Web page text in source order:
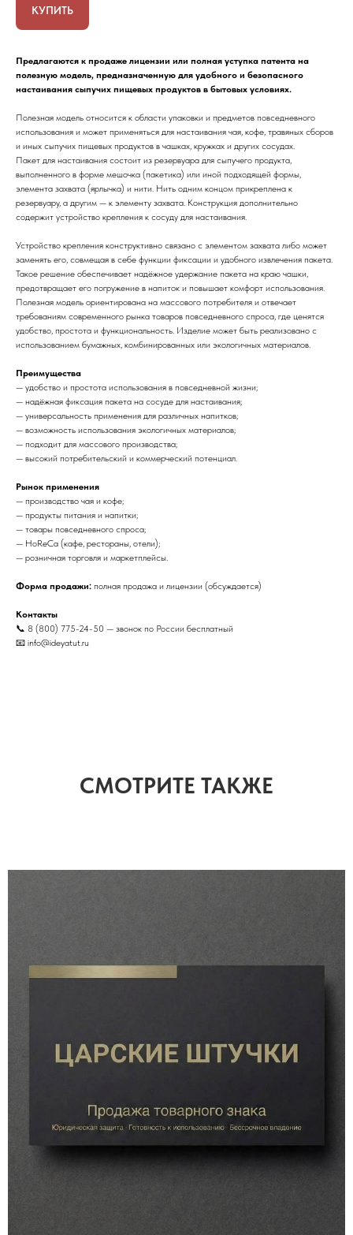
КУПИТЬ
Предлагаются к продаже лицензии или полная уступка патента на
полезную модель, предназначенную для удобного и безопасного
настаивания сыпучих пищевых продуктов в бытовых условиях.
Полезная модель относится к области упаковки и предметов повседневного
использования и может применяться для настаивания чая, кофе, травяных сборов
и иных сыпучих пищевых продуктов в чашках, кружках и других сосудах.
Пакет для настаивания состоит из резервуара для сыпучего продукта,
выполненного в форме мешочка (пакетика) или иной подходящей формы,
элемента захвата (ярлычка) и нити. Нить одним концом прикреплена к
резервуару, а другим — к элементу захвата. Конструкция дополнительно
содержит устройство крепления к сосуду для настаивания.
Устройство крепления конструктивно связано с элементом захвата либо может
заменять его, совмещая в себе функции фиксации и удобного извлечения пакета.
Такое решение обеспечивает надёжное удержание пакета на краю чашки,
предотвращает его погружение в напиток и повышает комфорт использования.
Полезная модель ориентирована на массового потребителя и отвечает
требованиям современного рынка товаров повседневного спроса, где ценятся
удобство, простота и функциональность. Изделие может быть реализовано с
использованием бумажных, комбинированных или экологичных материалов.
Преимущества
— удобство и простота использования в повседневной жизни;
— надёжная фиксация пакета на сосуде для настаивания;
— универсальность применения для различных напитков;
— возможность использования экологичных материалов;
— подходит для массового производства;
— высокий потребительский и коммерческий потенциал.
Рынок применения
— производство чая и кофе;
— продукты питания и напитки;
— товары повседневного спроса;
— HoReCa (кафе, рестораны, отели);
— розничная торговля и маркетплейсы.
Форма продажи: полная продажа и лицензии (обсуждается)
Контакты
📞 8 (800) 775-24-50 — звонок по России бесплатный
📧 info@ideyatut.ru
СМОТРИТЕ ТАКЖЕ